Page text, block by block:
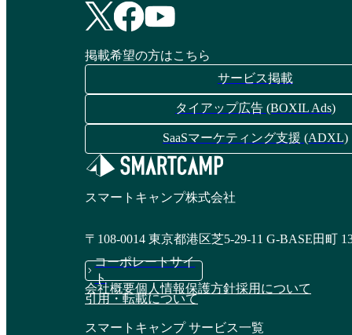
掲載希望の方はこちら
サービス掲載
タイアップ広告 (BOXIL Ads)
SaaSマーケティング支援 (ADXL)
スマートキャンプ株式会社
〒108-0014 東京都港区芝5-29-11 G-BASE田町
コーポレートサイ
ト
会社概要個人情報保護方針採用について
引用・転載について
スマートキャンプ サービス一覧